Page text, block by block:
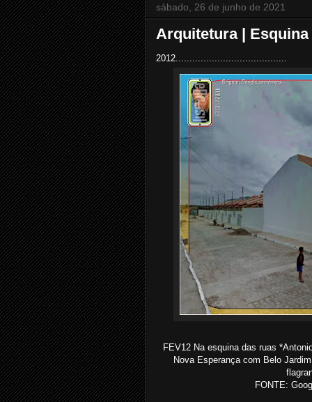
sábado, 26 de junho de 2021
Arquitetura |
2012........................................
FEV12 Na esquina das ruas
Nova Esperança com Belo
FONTE: